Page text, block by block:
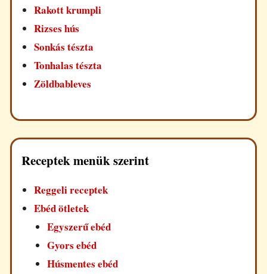
Rakott krumpli
Rizses hús
Sonkás tészta
Tonhalas tészta
Zöldbableves
Receptek menük szerint
Reggeli receptek
Ebéd ötletek
Egyszerű ebéd
Gyors ebéd
Húsmentes ebéd